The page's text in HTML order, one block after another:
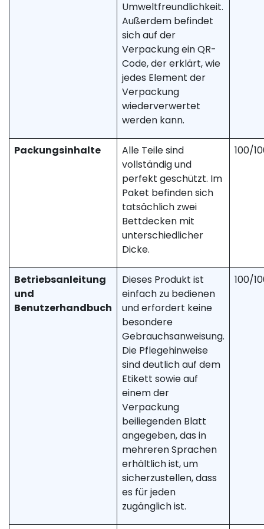
Umweltfreundlichkeit.
Außerdem befindet
sich auf der
Verpackung ein QR-
Code, der erklärt, wie
jedes Element der
Verpackung
wiederverwertet
werden kann.
Packungsinhalte
Alle Teile sind
vollständig und
perfekt geschützt. Im
Paket befinden sich
tatsächlich zwei
Bettdecken mit
unterschiedlicher
Dicke.
100/
Betriebsanleitung
und
Benutzerhandbuch
Dieses Produkt ist
einfach zu bedienen
und erfordert keine
besondere
Gebrauchsanweisung.
Die Pflegehinweise
sind deutlich auf dem
Etikett sowie auf
einem der
Verpackung
beiliegenden Blatt
angegeben, das in
mehreren Sprachen
erhältlich ist, um
sicherzustellen, dass
es für jeden
zugänglich ist.
100/